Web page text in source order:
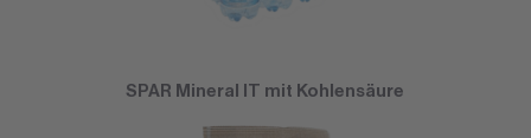
SPAR Mineral IT mit Kohlensäure